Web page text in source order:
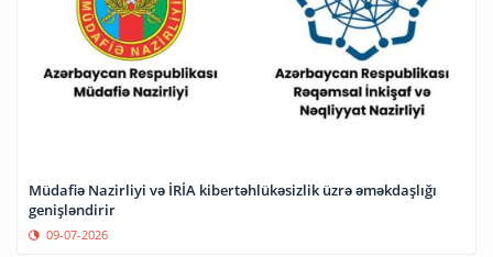
Müdafiə Nazirliyi və İRİA kibertəhlükəsizlik üzrə əməkdaşlığı
genişləndirir
09-07-2026